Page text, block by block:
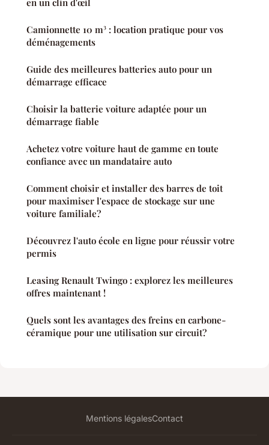
en un clin d'œil
Camionnette 10 m³ : location pratique pour vos
déménagements
Guide des meilleures batteries auto pour un
démarrage efficace
Choisir la batterie voiture adaptée pour un
démarrage fiable
Achetez votre voiture haut de gamme en toute
confiance avec un mandataire auto
Comment choisir et installer des barres de toit
pour maximiser l'espace de stockage sur une
voiture familiale?
Découvrez l'auto école en ligne pour réussir votre
permis
Leasing Renault Twingo : explorez les meilleures
offres maintenant !
Quels sont les avantages des freins en carbone-
céramique pour une utilisation sur circuit?
Mentions légalesContact